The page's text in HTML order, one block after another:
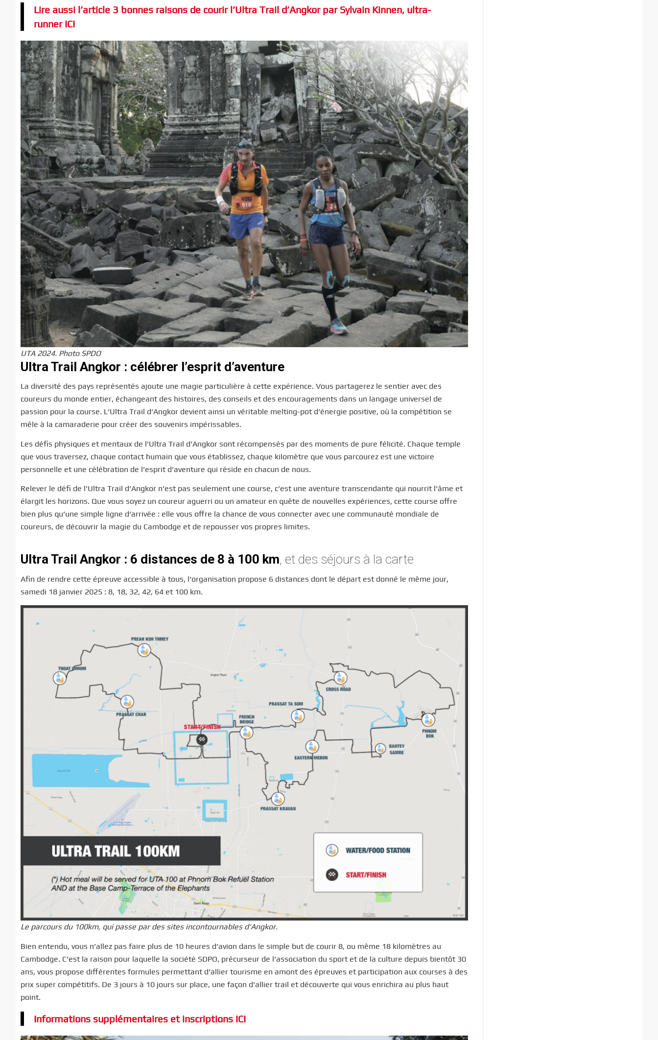
Lire aussi l’article 3 bonnes raisons de courir l’Ultra Trail d’Angkor par Sylvain Kinnen, ultra-
runner ICI
UTA 2024. Photo SPDO
Ultra Trail Angkor : célébrer l’esprit d’aventure
La diversité des pays représentés ajoute une magie particulière à cette expérience. Vous partagerez le sentier avec des
coureurs du monde entier, échangeant des histoires, des conseils et des encouragements dans un langage universel de
passion pour la course. L’Ultra Trail d’Angkor devient ainsi un véritable melting-pot d’énergie positive, où la compétition se
mêle à la camaraderie pour créer des souvenirs impérissables.
Les défis physiques et mentaux de l’Ultra Trail d’Angkor sont récompensés par des moments de pure félicité. Chaque temple
que vous traversez, chaque contact humain que vous établissez, chaque kilomètre que vous parcourez est une victoire
personnelle et une célébration de l’esprit d’aventure qui réside en chacun de nous.
Relever le défi de l’Ultra Trail d’Angkor n’est pas seulement une course, c’est une aventure transcendante qui nourrit l’âme et
élargit les horizons. Que vous soyez un coureur aguerri ou un amateur en quête de nouvelles expériences, cette course offre
bien plus qu’une simple ligne d’arrivée : elle vous offre la chance de vous connecter avec une communauté mondiale de
coureurs, de découvrir la magie du Cambodge et de repousser vos propres limites.
Ultra Trail Angkor : 6 distances de 8 à 100 km, et des séjours à la carte
Afin de rendre cette épreuve accessible à tous, l’organisation propose 6 distances dont le départ est donné le même jour,
samedi 18 janvier 2025 : 8, 18, 32, 42, 64 et 100 km.
Le parcours du 100km, qui passe par des sites incontournables d’Angkor.
Bien entendu, vous n’allez pas faire plus de 10 heures d’avion dans le simple but de courir 8, ou même 18 kilomètres au
Cambodge. C’est la raison pour laquelle la société SDPO, précurseur de l’association du sport et de la culture depuis bientôt 30
ans, vous propose différentes formules permettant d’allier tourisme en amont des épreuves et participation aux courses à des
prix super compétitifs. De 3 jours à 10 jours sur place, une façon d’allier trail et découverte qui vous enrichira au plus haut
point.
Informations supplémentaires et inscriptions ICI